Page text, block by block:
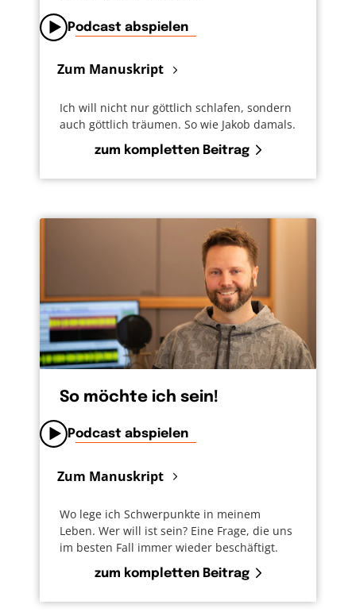
Podcast abspielen
Zum Manuskript
Ich will nicht nur göttlich schlafen, sondern
auch göttlich träumen. So wie Jakob damals.
zum kompletten Beitrag
So möchte ich sein!
Podcast abspielen
Zum Manuskript
Wo lege ich Schwerpunkte in meinem
Leben. Wer will ist sein? Eine Frage, die uns
im besten Fall immer wieder beschäftigt.
zum kompletten Beitrag